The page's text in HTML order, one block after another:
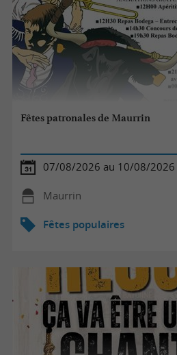
Fêtes patronales de Maurrin
07/08/2026 au 10/08/2026
Maurrin
Fêtes populaires